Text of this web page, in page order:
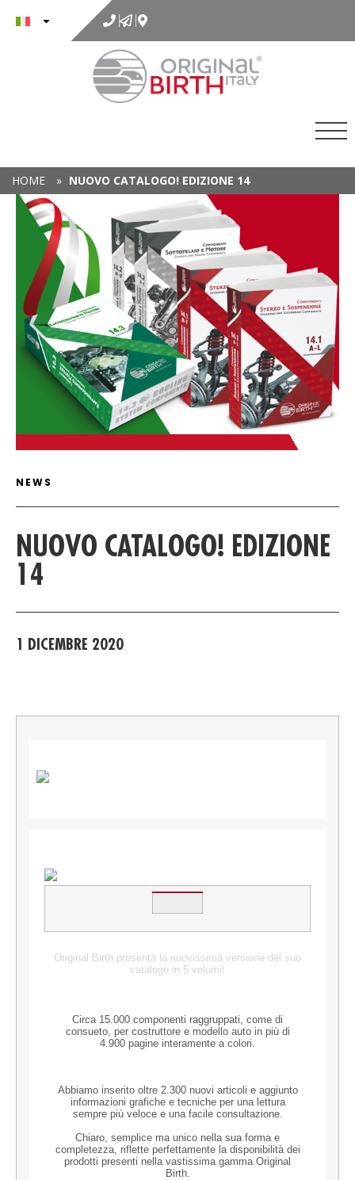
contenuto
HOME » NUOVO CATALOGO! EDIZIONE 14
ARTICLE DETAIL
NEWS
NUOVO CATALOGO! EDIZIONE
14
1 DICEMBRE 2020
Original Birth presenta la nuovissima versione del suo
catalogo in 5 volumi!
Circa 15.000 componenti raggruppati, come di
consueto, per costruttore e modello auto in più di
4.900 pagine interamente a colori.
Abbiamo inserito oltre 2.300 nuovi articoli e aggiunto
informazioni grafiche e tecniche per una lettura
sempre più veloce e una facile consultazione.
Chiaro, semplice ma unico nella sua forma e
completezza, riflette perfettamente la disponibilità dei
prodotti presenti nella vastissima gamma Original
Birth.